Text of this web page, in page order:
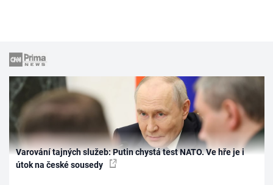
Varování tajných služeb: Putin chystá test NATO. Ve hře je i
útok na české sousedy